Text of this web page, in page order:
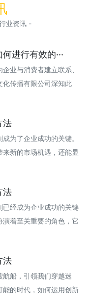
业资讯 -
进行有效的···
业与消费者建立联系、
化传播有限公司深知此
法
为了企业成功的关键。
新的市场机遇，还能显
法
经成为企业成功的关键
着至关重要的角色，它
法
船，引领我们穿越迷
的时代，如何运用创新